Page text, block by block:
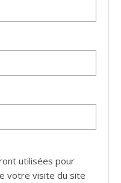
utilisées pour
votre visite du site